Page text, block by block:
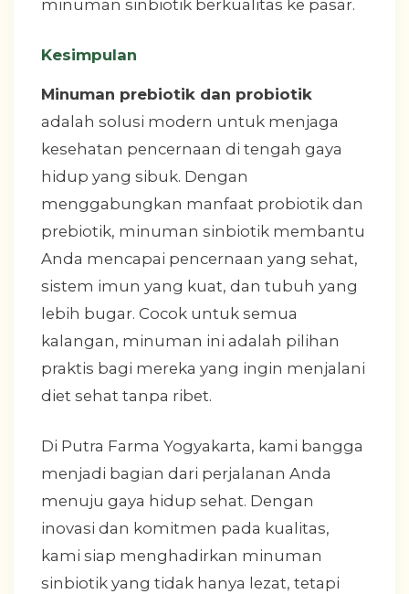
minuman sinbiotik berkualitas ke pasar.
Kesimpulan
Minuman prebiotik dan probiotik
adalah solusi modern untuk menjaga
kesehatan pencernaan di tengah gaya
hidup yang sibuk. Dengan
menggabungkan manfaat probiotik dan
prebiotik, minuman sinbiotik membantu
Anda mencapai pencernaan yang sehat,
sistem imun yang kuat, dan tubuh yang
lebih bugar. Cocok untuk semua
kalangan, minuman ini adalah pilihan
praktis bagi mereka yang ingin menjalani
diet sehat tanpa ribet.
Di Putra Farma Yogyakarta, kami bangga
menjadi bagian dari perjalanan Anda
menuju gaya hidup sehat. Dengan
inovasi dan komitmen pada kualitas,
kami siap menghadirkan minuman
sinbiotik yang tidak hanya lezat, tetapi